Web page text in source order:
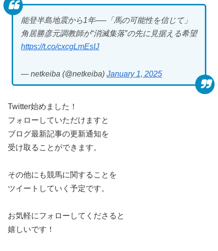
能登半島地震から1年──「馬の可能性を信じて」
角居勝彦元調教師が“消滅集落”の先に見据える希望
https://t.co/cxcgLmEsIJ
— netkeiba (@netkeiba) January 1, 2025
Twitter始めました！
フォローしていただけますと
ブログ最新記事の更新通知を
受け取ることができます。
その他にも競馬に関することを
ツイートしていく予定です。
お気軽にフォローしてくださると
嬉しいです！